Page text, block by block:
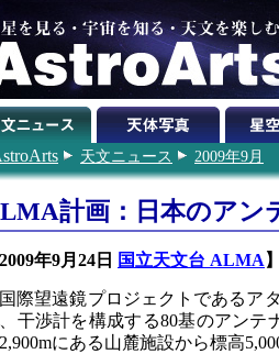
天文ニュース 2009年9月
計画：日本のアン
2009年9月24日 国立天文台 ALMA 】
国際望遠鏡プロジェクトであるア
干渉計を構成する80基のアンテ
にある山麓施設から標高